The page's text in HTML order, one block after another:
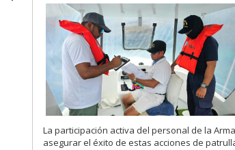
La participación activa del personal de la
asegurar el éxito de estas acciones de